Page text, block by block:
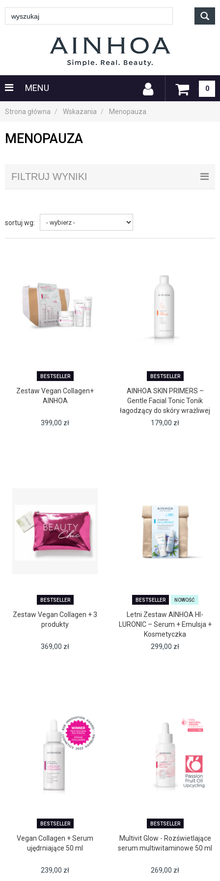
MENU 0
Strona główna Wskazania Menopauza
MENOPAUZA
FILTRUJ WYNIKI
sortuj wg:
BESTSELLER
Zestaw Vegan Collagen+
AINHOA
399,00 zł
BESTSELLER
AINHOA SKIN PRIMERS –
Gentle Facial Tonic Tonik
łagodzący do skóry wrażliwej
(350 ml)
179,00 zł
BESTSELLER
Zestaw Vegan Collagen + 3
produkty
369,00 zł
BESTSELLER NOWOŚĆ
Letni Zestaw AINHOA HI-
LURONIC – Serum + Emulsja +
Kosmetyczka
299,00 zł
BESTSELLER
Vegan Collagen + Serum
ujędrniające 50 ml
239,00 zł
BESTSELLER
Multivit Glow - Rozświetlające
serum multiwitaminowe 50 ml
269,00 zł